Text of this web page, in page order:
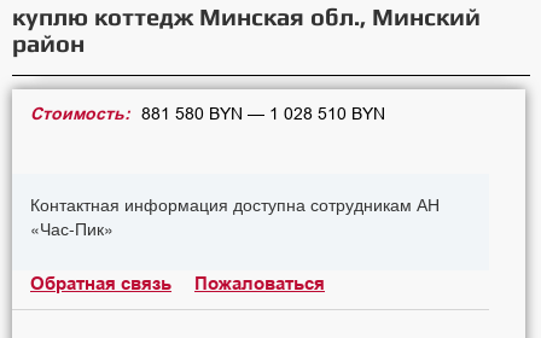
куплю коттедж Минская обл., Минский
район
Стоимость: 881 580 BYN — 1 028 510 BYN
Контактная информация доступна сотрудникам АН
«Час-Пик»
Обратная связь Пожаловаться